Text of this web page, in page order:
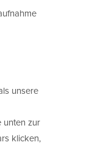
unsere
unten zur
klicken,